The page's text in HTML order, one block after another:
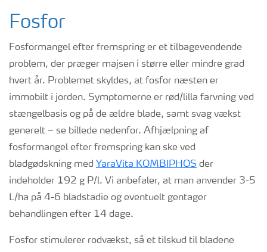
Fosfor
Fosformangel efter fremspring er et tilbagevendende
problem, der præger majsen i større eller mindre grad
hvert år. Problemet skyldes, at fosfor næsten er
immobilt i jorden. Symptomerne er rød/lilla farvning ved
stængelbasis og på de ældre blade, samt svag vækst
generelt – se billede nedenfor. Afhjælpning af
fosformangel efter fremspring kan ske ved
bladgødskning med YaraVita KOMBIPHOS der
indeholder 192 g P/l. Vi anbefaler, at man anvender 3-5
L/ha på 4-6 bladstadie og eventuelt gentager
behandlingen efter 14 dage.
Fosfor stimulerer rodvækst, så et tilskud til bladene